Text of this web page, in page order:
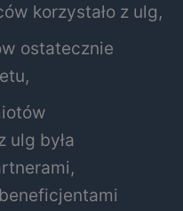
korzystało z ulg,
ostatecznie
ulg była